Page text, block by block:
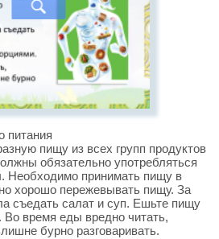
питания
пищу из всех групп продуктов
обязательно употребляться
Необходимо принимать пищу в
хорошо пережевывать пищу. За
съедать салат и суп. Ешьте пищу
время еды вредно читать,
бурно разговаривать.